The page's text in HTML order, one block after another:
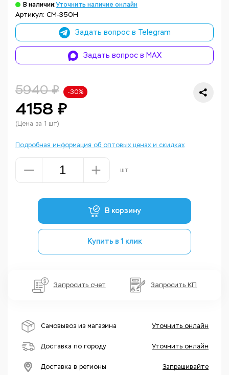
В наличии:Уточнить наличие онлайн
Артикул: CM-350H
Задать вопрос в Telegram
Задать вопрос в MAX
5940 ₽ -30%
4158 ₽
(Цена за 1 шт)
Подробная информация об оптовых ценах и скидках
шт
В корзину
Купить в 1 клик
Запросить счет Запросить КП
Самовывоз из магазина Уточнить онлайн
Доставка по городу Уточнить онлайн
Доставка в регионы Запрашивайте